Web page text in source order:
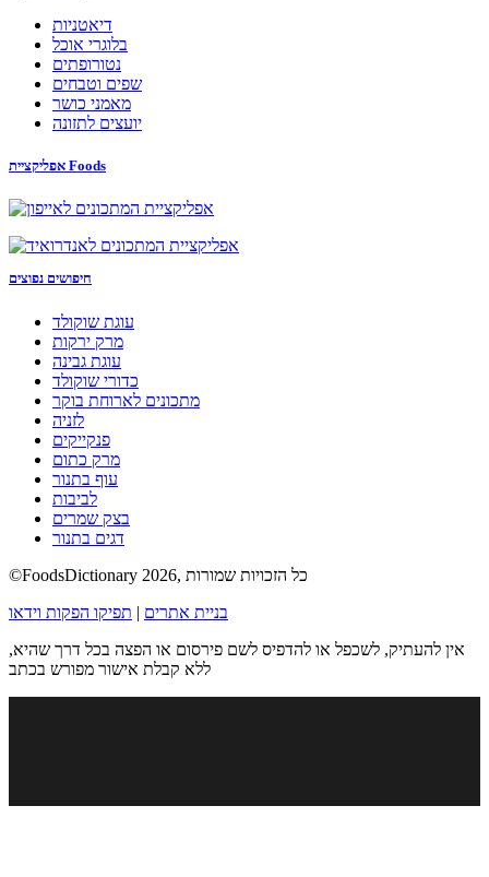
דיאטניות
בלוגרי אוכל
נטורופתים
שפים וטבחים
מאמני כושר
יועצים לתזונה
אפליקציית Foods
חיפושים נפוצים
עוגת שוקולד
מרק ירקות
עוגת גבינה
כדורי שוקולד
מתכונים לארוחת בוקר
לזניה
פנקייקים
מרק כתום
עוף בתנור
לביבות
בצק שמרים
דגים בתנור
©FoodsDictionary 2026, כל הזכויות שמורות
בניית אתרים | תפיקו הפקות וידאו
אין להעתיק, לשכפל או להדפיס לשם פירסום או הפצה בכל דרך שהיא,
ללא קבלת אישור מפורש בכתב